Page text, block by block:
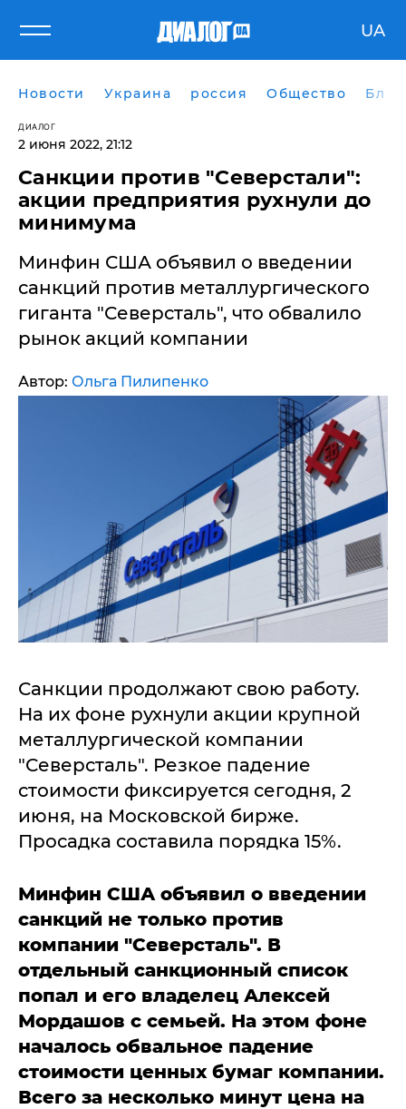
UA
Новости Украина россия Общество
ДИАЛОГ
2 июня 2022, 21:12
Санкции против "Северстали":
акции предприятия рухнули до
минимума
Минфин США объявил о введении
санкций против металлургического
гиганта "Северсталь", что обвалило
рынок акций компании
Автор: Ольга Пилипенко
Санкции продолжают свою работу.
На их фоне рухнули акции крупной
металлургической компании
"Северсталь". Резкое падение
стоимости фиксируется сегодня, 2
июня, на Московской бирже.
Просадка составила порядка 15%.
Минфин США объявил о введении
санкций не только против
компании "Северсталь". В
отдельный санкционный список
попал и его владелец Алексей
Мордашов с семьей. На этом фоне
началось обвальное падение
стоимости ценных бумаг компании.
Всего за несколько минут цена на